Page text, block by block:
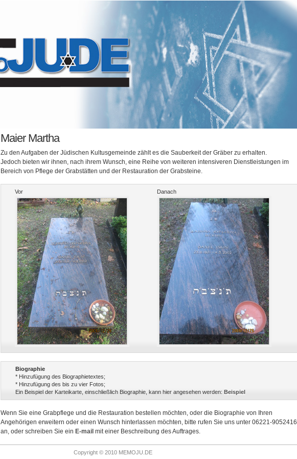
Maier Martha
Zu den Aufgaben der Jüdischen Kultusgemeinde zählt es die Sauberkeit der Gräber zu erhalten.
Jedoch bieten wir ihnen, nach ihrem Wunsch, eine Reihe von weiteren intensiveren Dienstleistungen im
Bereich von Pflege der Grabstätten und der Restauration der Grabsteine.
Vor Danach
Biographie
* Hinzufügung des Biographietextes;
* Hinzufügung des bis zu vier Fotos;
Ein Beispiel der Karteikarte, einschließlich Biographie, kann hier angesehen werden: Beispiel
Wenn Sie eine Grabpflege und die Restauration bestellen möchten, oder die Biographie von Ihren
Angehörigen erweitern oder einen Wunsch hinterlassen möchten, bitte rufen Sie uns unter 06221-9052416
an, oder schreiben Sie ein E-mail mit einer Beschreibung des Auftrages.
Copyright © 2010 MEMOJU.DE